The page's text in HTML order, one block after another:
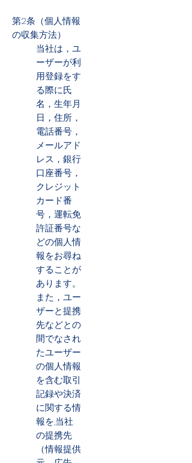
第2条（個人情報
の収集方法）
当社は，ユ
ーザーが利
用登録をす
る際に氏
名，生年月
日，住所，
電話番号，
メールアド
レス，銀行
口座番号，
クレジット
カード番
号，運転免
許証番号な
どの個人情
報をお尋ね
することが
あります。
また，ユー
ザーと提携
先などとの
間でなされ
たユーザー
の個人情報
を含む取引
記録や決済
に関する情
報を,当社
の提携先
（情報提供